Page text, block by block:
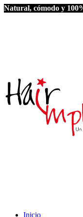
Natural, cómodo y
Inicio